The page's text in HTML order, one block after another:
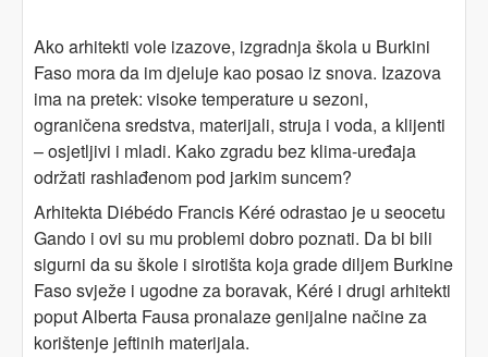
Ako arhitekti vole izazove, izgradnja škola u Burkini
Faso mora da im djeluje kao posao iz snova. Izazova
ima na pretek: visoke temperature u sezoni,
ograničena sredstva, materijali, struja i voda, a klijenti
– osjetljivi i mladi. Kako zgradu bez klima-uređaja
održati rashlađenom pod jarkim suncem?
Arhitekta Diébédo Francis Kéré odrastao je u seocetu
Gando i ovi su mu problemi dobro poznati. Da bi bili
sigurni da su škole i sirotišta koja grade diljem Burkine
Faso svježe i ugodne za boravak, Kéré i drugi arhitekti
poput Alberta Fausa pronalaze genijalne načine za
korištenje jeftinih materijala.